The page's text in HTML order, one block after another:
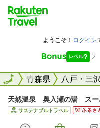
全国青森県 八戸・三
全国
天然温泉 奥入瀬の湯 スー
サステナブルトラベル